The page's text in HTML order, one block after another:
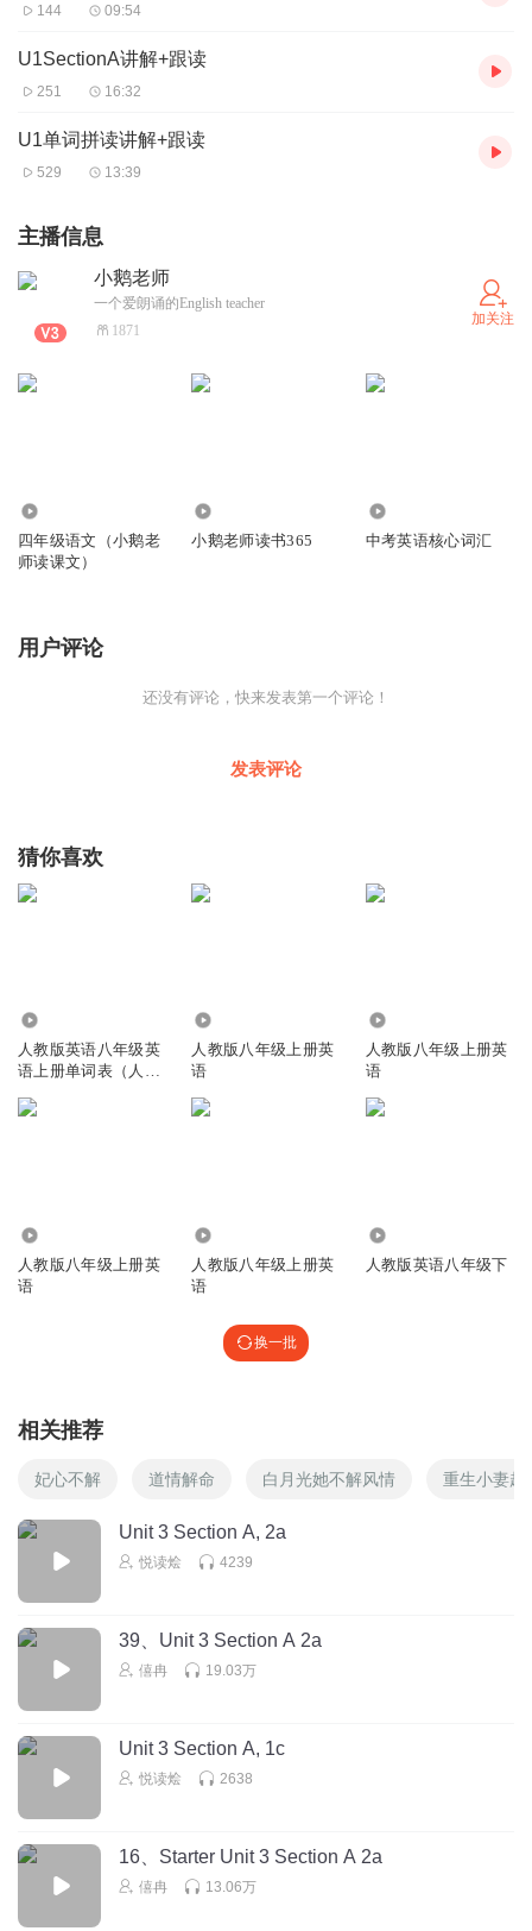
144 09:54
U1SectionA讲解+跟读
251 16:32
U1单词拼读讲解+跟读
529 13:39
主播信息
小鹅老师
一个爱朗诵的English teacher
1871
加关注
四年级语文（小鹅老
师读课文）
小鹅老师读书365 中考英语核心词汇
用户评论
还没有评论，快来发表第一个评论！
发表评论
猜你喜欢
人教版英语八年级英
语上册单词表（人教
人教版八年级上册英
语
人教版八年级上册英
语
人教版八年级上册英
语
人教版八年级上册英
语
人教版英语八年级下
换一批
相关推荐
妃心不解 道情解命 白月光她不解风情 重生小妻超
Unit 3 Section A, 2a
悦读烩 4239
39、Unit 3 Section A 2a
僖冉 19.03万
Unit 3 Section A, 1c
悦读烩 2638
16、Starter Unit 3 Section A 2a
僖冉 13.06万